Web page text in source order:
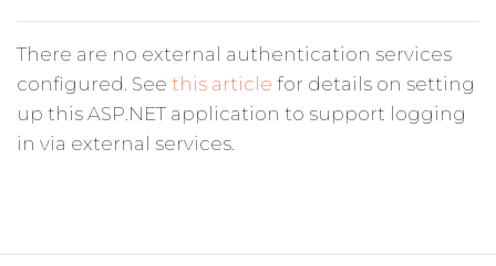
There are no external authentication services
configured. See this article for details on setting
up this ASP.NET application to support logging
in via external services.